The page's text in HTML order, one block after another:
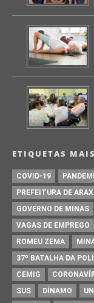
ETIQUETAS
COVID-19
PREFEITURA DE
GOVERNO DE MINAS
VAGAS DE EMPREGO
ROMEU ZEMA
37º BATALHA DA
CEMIG
SUS
DÍNAMO